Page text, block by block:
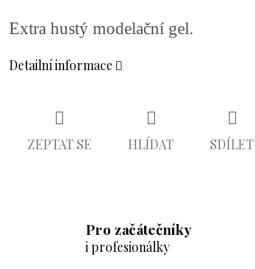
Extra hustý modelační gel.
Detailní informace
ZEPTAT SE HLÍDAT SDÍLET
Pro začátečníky
i profesionálky